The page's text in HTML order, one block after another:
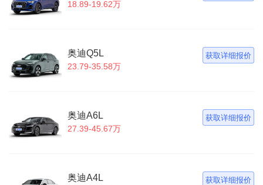
18.89-19.62万
奥迪Q5L
23.79-35.58万
获取详细报价
奥迪A6L
27.39-45.67万
获取详细报价
奥迪A4L 获取详细报价